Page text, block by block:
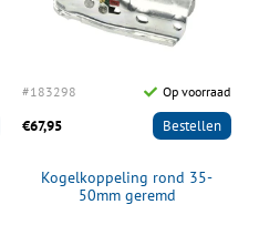
#183298 Op voorraad
€67,95 Bestellen
Kogelkoppeling rond 35-
50mm geremd